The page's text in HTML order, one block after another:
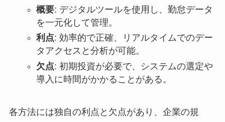
概要: デジタルツールを使用し、勤怠データ
を一元化して管理。
利点: 効率的で正確、リアルタイムでのデー
タアクセスと分析が可能。
欠点: 初期投資が必要で、システムの選定や
導入に時間がかかることがある。
各方法には独自の利点と欠点があり、企業の規